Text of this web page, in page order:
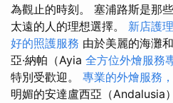
為觀止的時刻。 塞浦路斯是那
太遠的人的理想選擇。 新店護
好的照護服務 由於美麗的海灘
亞·納帕（Ayia 全方位外燴服務
特別受歡迎。 專業的外燴服務
明媚的安達盧西亞（Andalusia